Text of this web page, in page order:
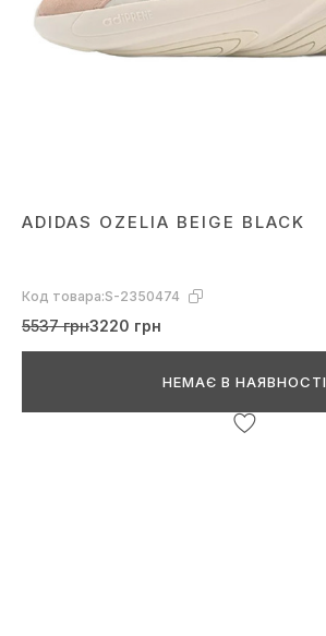
ADIDAS OZELIA BEIGE BLACK
Код товара:S-2350474
5537 грн3220 грн
НЕМАЄ В НАЯВНОСТІ